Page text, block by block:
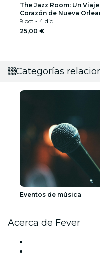
The Jazz Room: Un
Corazón de Nueva
9 oct - 4 dic
25,00 €
Categorías
Eventos de música
Acerca de Fever